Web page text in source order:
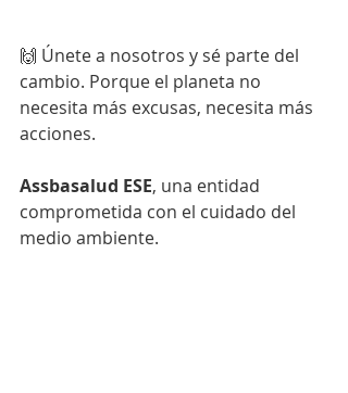
🙌 Únete a nosotros y sé parte del
cambio. Porque el planeta no
necesita más excusas, necesita más
acciones.
Assbasalud ESE, una entidad
comprometida con el cuidado del
medio ambiente.